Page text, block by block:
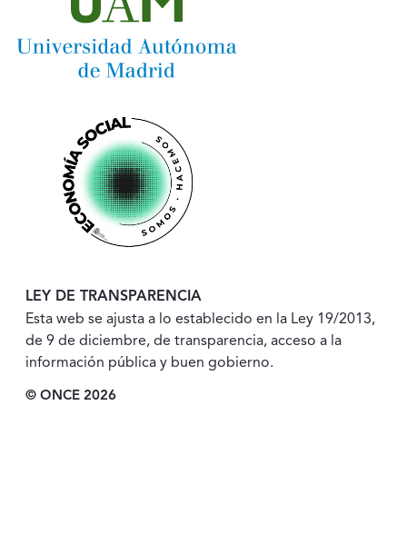
LEY DE TRANSPARENCIA
Esta web se ajusta a lo establecido en la Ley 19/2013,
de 9 de diciembre, de transparencia, acceso a la
información pública y buen gobierno.
© ONCE 2026